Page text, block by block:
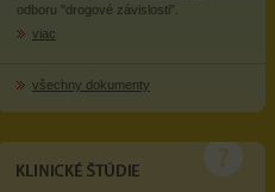
odboru "drogové závislosti".
viac
všechny dokumenty
KLINICKÉ STUDIE